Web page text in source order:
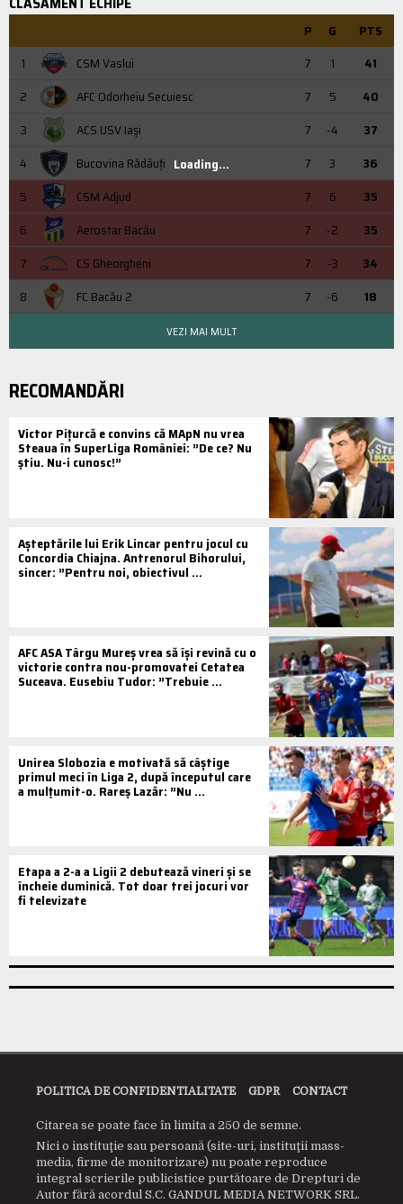
P G
PTS
1
CSM Vaslui 7 1
41
2
AFC Odorheiu Secuiesc 7 5
40
3
ACS USV Iaşi 7 -4
37
4
Bucovina Rădăuți 7 3
36
5
CSM Adjud 7 6
35
6
Aerostar Bacău 7 -2
35
7
CS Gheorgheni 7 -3
34
8
FC Bacău 2 7 -6 18
Loading...
VEZI MAI MULT
RECOMANDĂRI
Victor Pițurcă e convins că MApN nu vrea
Steaua în SuperLiga României: ”De ce? Nu
știu. Nu-i cunosc!”
Așteptările lui Erik Lincar pentru jocul cu
Concordia Chiajna. Antrenorul Bihorului,
sincer: ”Pentru noi, obiectivul ...
AFC ASA Târgu Mureș vrea să își revină cu o
victorie contra nou-promovatei Cetatea
Suceava. Eusebiu Tudor: ”Trebuie ...
Unirea Slobozia e motivată să câștige
primul meci în Liga 2, după începutul care
a mulțumit-o. Rareș Lazăr: ”Nu ...
Etapa a 2-a a Ligii 2 debutează vineri și se
încheie duminică. Tot doar trei jocuri vor
fi televizate
POLITICA DE CONFIDENTIALITATE GDPR CONTACT
Citarea se poate face în limita a 250 de semne.
Nici o instituţie sau persoană (site-uri, instituţii mass-
media, firme de monitorizare) nu poate reproduce
integral scrierile publicistice purtătoare de Drepturi de
Autor fără acordul S.C. GANDUL MEDIA NETWORK SRL.